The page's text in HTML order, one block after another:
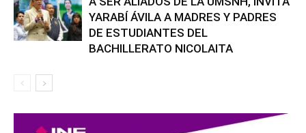
YARABÍ ÁVILA A MADRES Y PADRES
DE ESTUDIANTES DEL
BACHILLERATO NICOLAITA